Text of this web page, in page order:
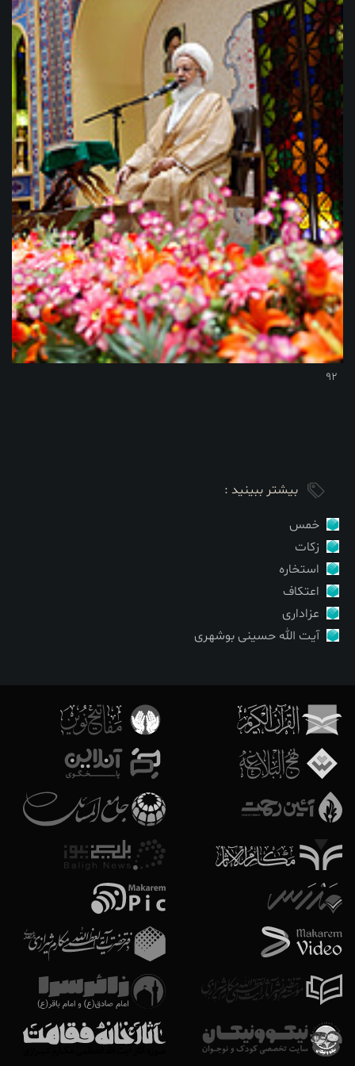
92
بیشتر ببینید :
خمس
زکات
استخاره
اعتکاف
عزاداری
آیت الله حسینی بوشهری